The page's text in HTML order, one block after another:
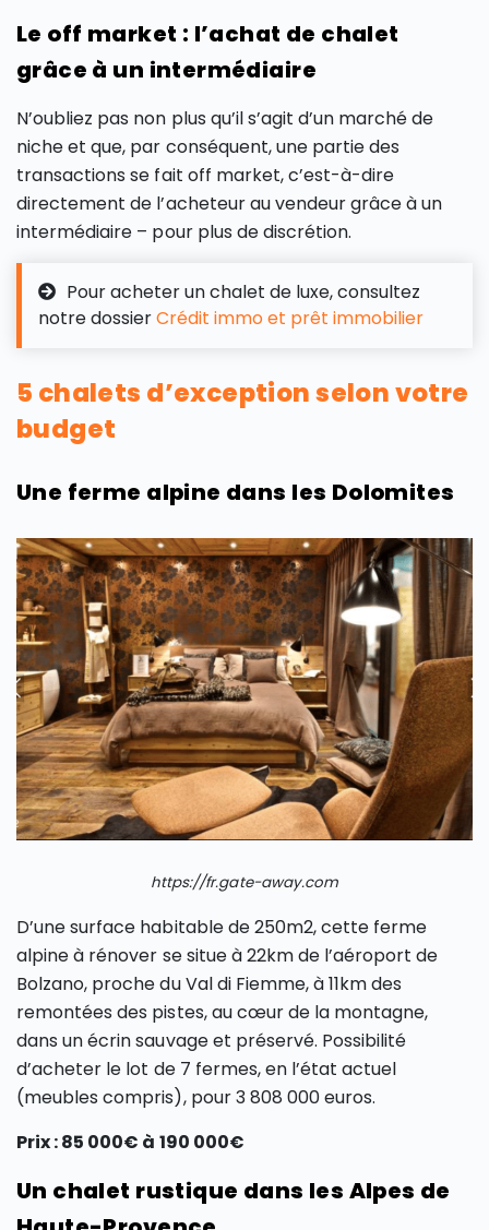
Le off market : l’achat de chalet
grâce à un intermédiaire
N’oubliez pas non plus qu’il s’agit d’un marché de
niche et que, par conséquent, une partie des
transactions se fait off market, c’est-à-dire
directement de l’acheteur au vendeur grâce à un
intermédiaire – pour plus de discrétion.
Pour acheter un chalet de luxe, consultez
notre dossierCrédit immo et prêt immobilier
5 chalets d’exception selon votre
budget
Une ferme alpine dans les Dolomites
https://fr.gate-away.com
D’une surface habitable de 250m2, cette ferme
alpine à rénover se situe à 22km de l’aéroport de
Bolzano, proche du Val di Fiemme, à 11km des
remontées des pistes, au cœur de la montagne,
dans un écrin sauvage et préservé. Possibilité
d’acheter le lot de 7 fermes, en l’état actuel
(meubles compris), pour 3 808 000 euros.
Prix : 85 000€ à 190 000€
Un chalet rustique dans les Alpes de